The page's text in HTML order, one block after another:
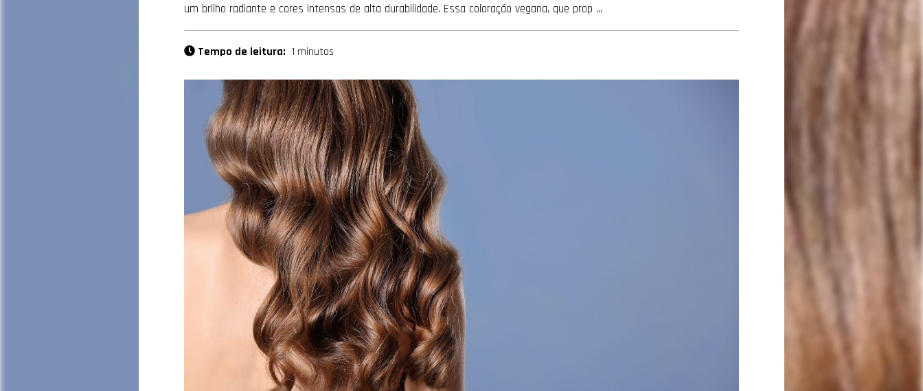
um brilho radiante e cores intensas de alta durabilidade. Essa coloração vegana, que prop ...
Tempo de leitura: 1 minutos